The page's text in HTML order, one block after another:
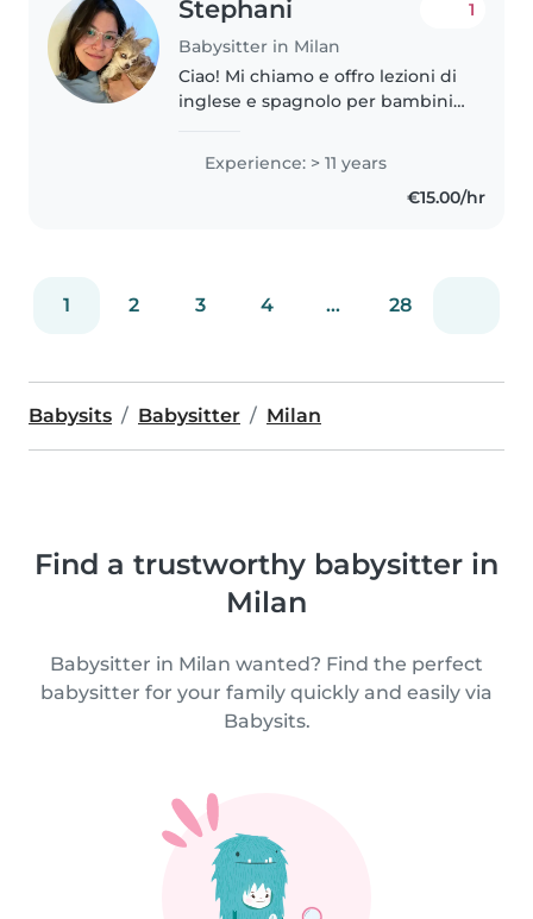
Stephani
Babysitter in Milan
1
Ciao! Mi chiamo e offro lezioni di
inglese e spagnolo per bambini
metodo è naturale e
coinvolgente, basato soprattutto
sul gioco e sull'apprendimento..
Experience: > 11 years
€15.00/hr
1 2 3 4 ... 28
Babysits Babysitter Milan
Find a trustworthy babysitter in
Milan
Babysitter in Milan wanted? Find the perfect
babysitter for your family quickly and easily via
Babysits.